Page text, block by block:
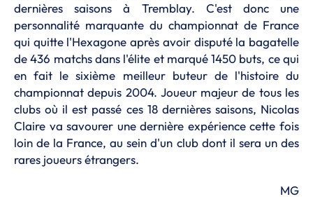
dernières saisons à Tremblay. C'est donc une
personnalité marquante du championnat de France
qui quitte l'Hexagone après avoir disputé la bagatelle
de 436 matchs dans l'élite et marqué 1450 buts, ce qui
en fait le sixième meilleur buteur de l'histoire du
championnat depuis 2004. Joueur majeur de tous les
clubs où il est passé ces 18 dernières saisons, Nicolas
Claire va savourer une dernière expérience cette fois
loin de la France, au sein d'un club dont il sera un des
rares joueurs étrangers.
MG